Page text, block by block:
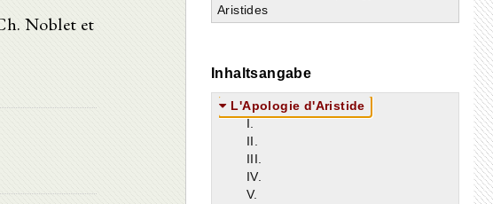
Noblet et
Aristides
Inhaltsangabe
L'Apologie d'Aristide
I.
II.
III.
IV.
V.